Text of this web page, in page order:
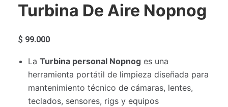
Turbina De Aire Nopnog
$ 99.000
La Turbina personal Nopnog es una
herramienta portátil de limpieza diseñada para
mantenimiento técnico de cámaras, lentes,
teclados, sensores, rigs y equipos